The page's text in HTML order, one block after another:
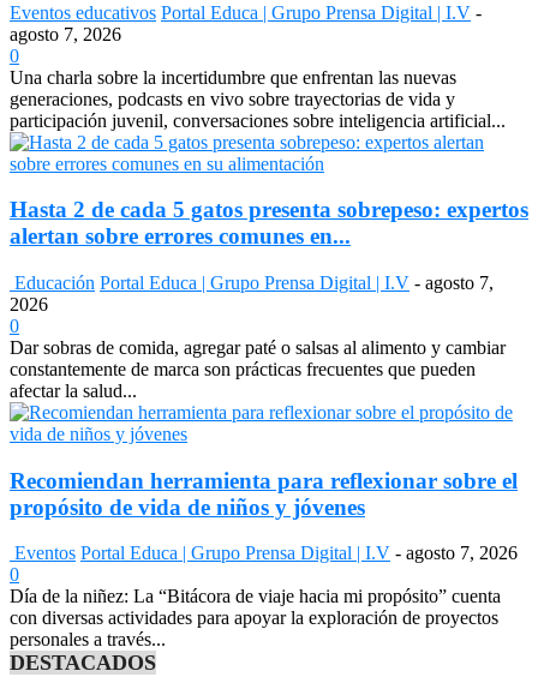
Eventos educativos Portal Educa | Grupo Prensa Digital | I.V -
agosto 7, 2026
0
Una charla sobre la incertidumbre que enfrentan las nuevas
generaciones, podcasts en vivo sobre trayectorias de vida y
participación juvenil, conversaciones sobre inteligencia artificial...
Hasta 2 de cada 5 gatos presenta sobrepeso: expertos
alertan sobre errores comunes en...
Educación Portal Educa | Grupo Prensa Digital | I.V - agosto 7,
2026
0
Dar sobras de comida, agregar paté o salsas al alimento y cambiar
constantemente de marca son prácticas frecuentes que pueden
afectar la salud...
Recomiendan herramienta para reflexionar sobre el
propósito de vida de niños y jóvenes
Eventos Portal Educa | Grupo Prensa Digital | I.V - agosto 7, 2026
0
Día de la niñez: La “Bitácora de viaje hacia mi propósito” cuenta
con diversas actividades para apoyar la exploración de proyectos
personales a través...
DESTACADOS